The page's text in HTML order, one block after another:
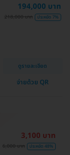
194,000 บาท
218,000 บาท ประหยัด 7%
ดูรายละเอียด
จ่ายด้วย QR
3,100 บาท
6,000 บาท ประหยัด 48%